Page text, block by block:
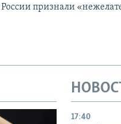
признали
17:40